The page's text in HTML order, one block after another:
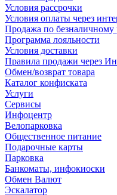
Условия рассрочки
Условия оплаты через
Продажа по безналичному
Программа лояльности
Условия доставки
Правила продажи через
Обмен/возврат товара
Каталог конфиската
Услуги
Сервисы
Инфоцентр
Велопарковка
Общественное питание
Подарочные карты
Парковка
Банкоматы, инфокиоски
Обмен Валют
Эскалатор